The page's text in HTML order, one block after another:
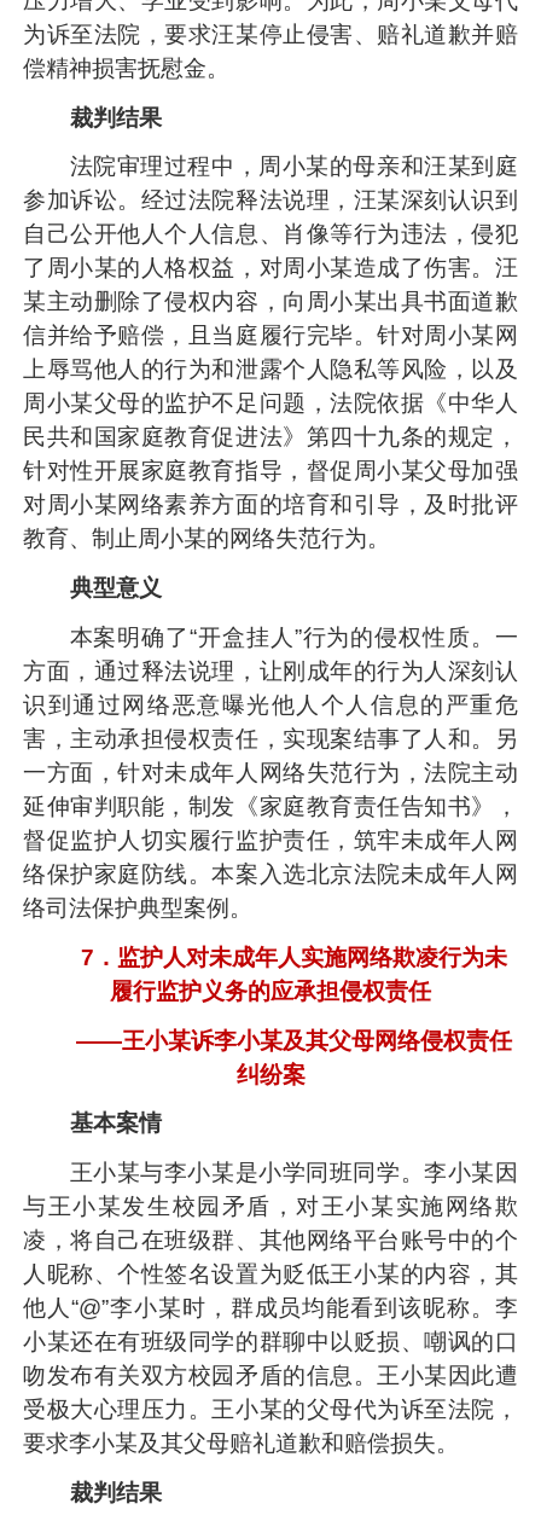
为诉至法院，要求汪某停止侵害、赔礼道歉并赔
偿精神损害抚慰金。
裁判结果
法院审理过程中，周小某的母亲和汪某到庭
参加诉讼。经过法院释法说理，汪某深刻认识到
自己公开他人个人信息、肖像等行为违法，侵犯
了周小某的人格权益，对周小某造成了伤害。汪
某主动删除了侵权内容，向周小某出具书面道歉
信并给予赔偿，且当庭履行完毕。针对周小某网
上辱骂他人的行为和泄露个人隐私等风险，以及
周小某父母的监护不足问题，法院依据《中华人
民共和国家庭教育促进法》第四十九条的规定，
针对性开展家庭教育指导，督促周小某父母加强
对周小某网络素养方面的培育和引导，及时批评
教育、制止周小某的网络失范行为。
典型意义
本案明确了“开盒挂人”行为的侵权性质。一
方面，通过释法说理，让刚成年的行为人深刻认
识到通过网络恶意曝光他人个人信息的严重危
害，主动承担侵权责任，实现案结事了人和。另
一方面，针对未成年人网络失范行为，法院主动
延伸审判职能，制发《家庭教育责任告知书》，
督促监护人切实履行监护责任，筑牢未成年人网
络保护家庭防线。本案入选北京法院未成年人网
络司法保护典型案例。
7．监护人对未成年人实施网络欺凌行为未
履行监护义务的应承担侵权责任
——王小某诉李小某及其父母网络侵权责任
纠纷案
基本案情
王小某与李小某是小学同班同学。李小某因
与王小某发生校园矛盾，对王小某实施网络欺
凌，将自己在班级群、其他网络平台账号中的个
人昵称、个性签名设置为贬低王小某的内容，其
他人“@”李小某时，群成员均能看到该昵称。李
小某还在有班级同学的群聊中以贬损、嘲讽的口
吻发布有关双方校园矛盾的信息。王小某因此遭
受极大心理压力。王小某的父母代为诉至法院，
要求李小某及其父母赔礼道歉和赔偿损失。
裁判结果